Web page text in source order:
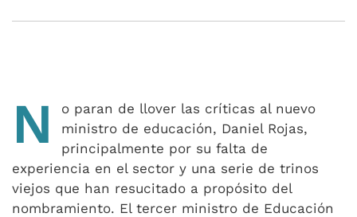
N
o paran de llover las críticas al nuevo
ministro de educación, Daniel Rojas,
principalmente por su falta de
experiencia en el sector y una serie de trinos
viejos que han resucitado a propósito del
nombramiento. El tercer ministro de Educación